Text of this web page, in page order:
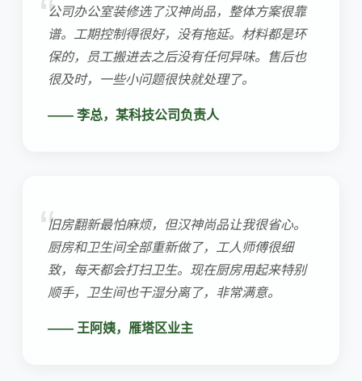
公司办公室装修选了汉神尚品，整体方案很靠
谱。工期控制得很好，没有拖延。材料都是环
保的，员工搬进去之后没有任何异味。售后也
很及时，一些小问题很快就处理了。
—— 李总，某科技公司负责人
旧房翻新最怕麻烦，但汉神尚品让我很省心。
厨房和卫生间全部重新做了，工人师傅很细
致，每天都会打扫卫生。现在厨房用起来特别
顺手，卫生间也干湿分离了，非常满意。
—— 王阿姨，雁塔区业主